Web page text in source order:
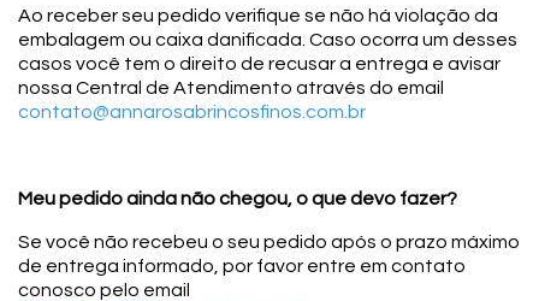
Ao receber seu pedido verifique se não há violação da
embalagem ou caixa danificada. Caso ocorra um desses
casos você tem o direito de recusar a entrega e avisar
nossa Central de Atendimento através do email
contato@annarosabrincosfinos.com.br
Meu pedido ainda não chegou, o que devo fazer?
Se você não recebeu o seu pedido após o prazo máximo
de entrega informado, por favor entre em contato
conosco pelo email